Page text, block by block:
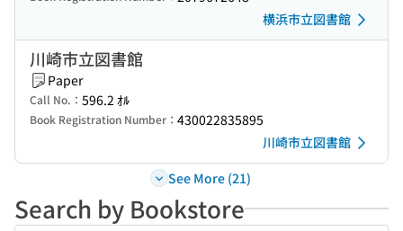
横浜市立図書館
川崎市立図書館
Paper
Call No.： 596.2 ｵﾙ
Book Registration Number： 430022835895
川崎市立図書館
See More (21)
Search by Bookstore